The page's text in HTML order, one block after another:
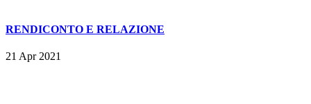
RENDICONTO E RELAZIONE
21 Apr 2021